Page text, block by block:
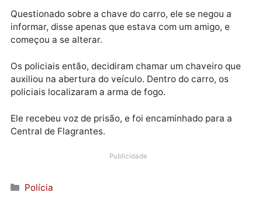
Ele confirmou que dentro do seu veículo tinha uma
arma de fogo, mas que só abriria o carro mediante
mandado.
Dentro do compartimento de carga do carro, os
policiais encontraram um estojo de pistola
um outro estojo deflagrado na esquina, e um ao lado
Questionado sobre a chave do carro, ele se negou a
informar, disse apenas que estava com um amigo, e